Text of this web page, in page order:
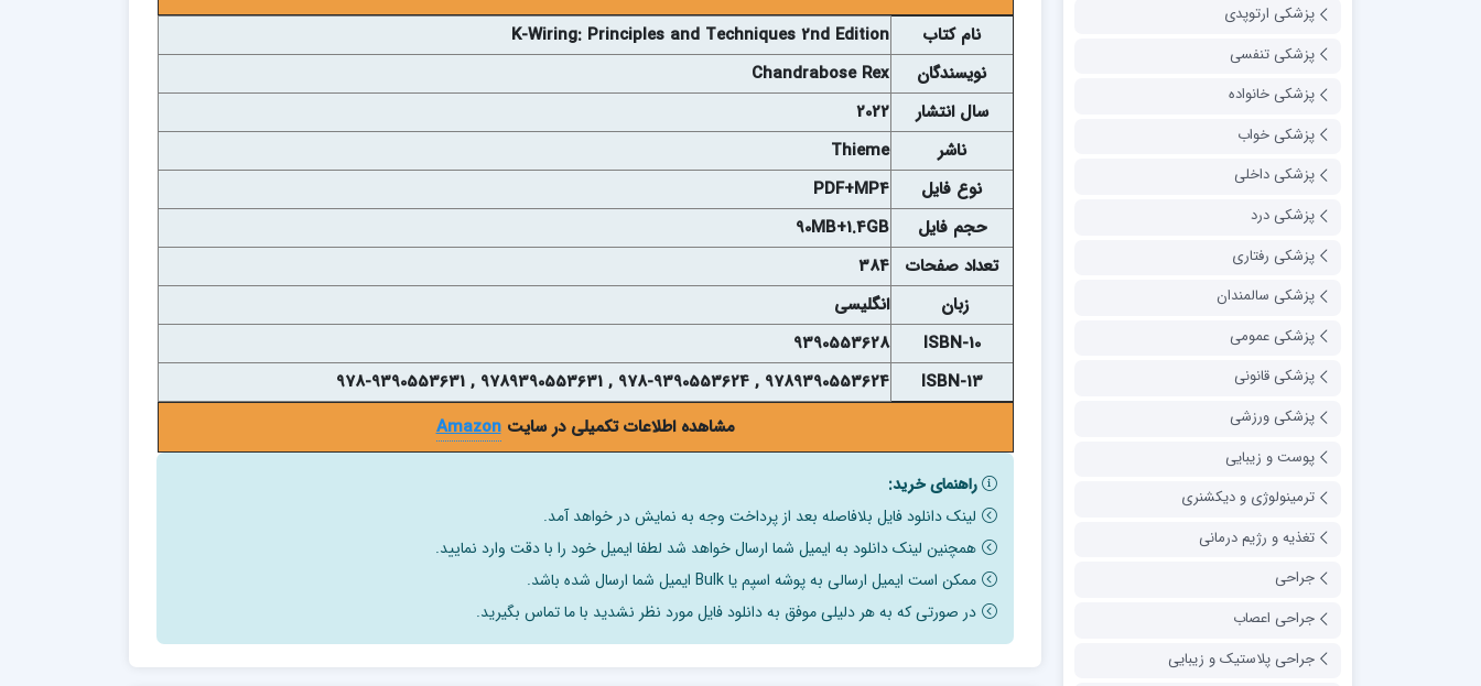
نام کتاب
K-Wiring: Principles and Techniques 2nd Edition
نويسندگان
Chandrabose Rex
سال انتشار
2022
ناشر
Thieme
نوع فايل
PDF+MP4
حجم فايل
90MB+1.4GB
تعداد صفحات
384
زبان
انگلیسی
ISBN-10
9390553628
ISBN-13
9789390553624 , 978-9390553624 , 9789390553631 , 978-9390553631
مشاهده اطلاعات تکمیلی در سایتAmazon
راهنمای خرید:
لینک دانلود فایل بلافاصله بعد از پرداخت وجه به نمایش در خواهد آمد.
همچنین لینک دانلود به ایمیل شما ارسال خواهد شد لطفا ایمیل خود را با دقت وارد نمایید.
ممکن است ایمیل ارسالی به پوشه اسپم یا Bulk ایمیل شما ارسال شده باشد.
در صورتی که به هر دلیلی موفق به دانلود فایل مورد نظر نشدید با ما تماس بگیرید.
پزشکی ارتوپدی
پزشکی تنفسی
پزشکی خانواده
پزشکی خواب
پزشکی داخلی
پزشکی درد
پزشکی رفتاری
پزشکی سالمندان
پزشکی عمومی
پزشکی قانونی
پزشکی ورزشی
پوست و زیبایی
ترمینولوژی و دیکشنری
تغذیه و رژیم درمانی
جراحی
جراحی اعصاب
جراحی پلاستیک و زیبایی